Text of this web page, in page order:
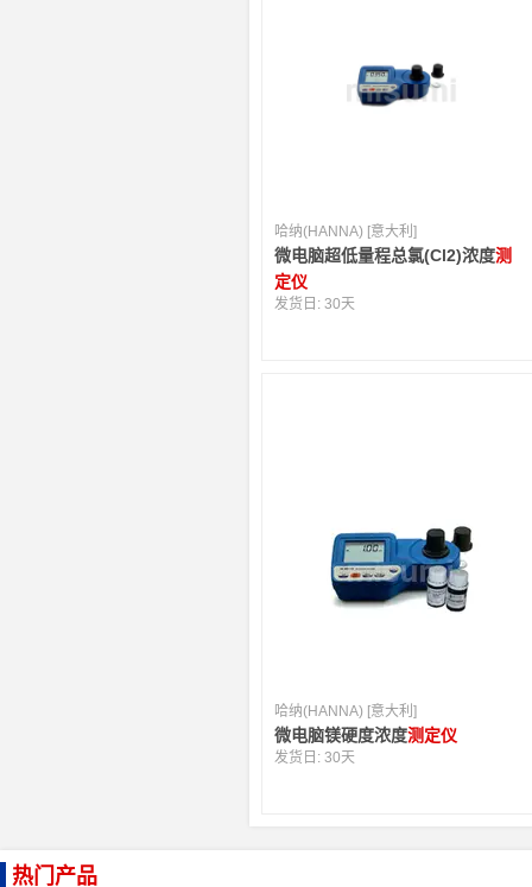
哈纳(HANNA) [意大利]
微电脑超低量程总氯(Cl2)浓度测
定仪
发货日:30天
哈纳(HANNA) [意大利]
微电脑镁硬度浓度测定仪
发货日:30天
热门产品